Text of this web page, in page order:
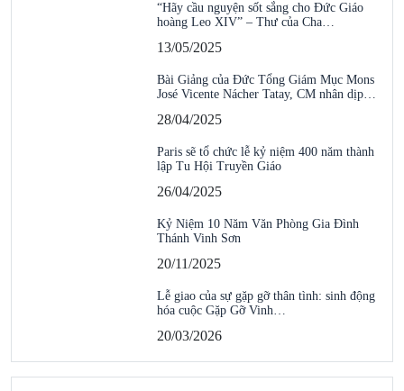
“Hãy cầu nguyện sốt sắng cho Đức Giáo
hoàng Leo XIV” – Thư của Cha…
13/05/2025
Bài Giảng của Đức Tổng Giám Mục Mons
José Vicente Nácher Tatay, CM nhân dịp…
28/04/2025
Paris sẽ tổ chức lễ kỷ niệm 400 năm thành
lập Tu Hội Truyền Giáo
26/04/2025
Kỷ Niệm 10 Năm Văn Phòng Gia Đình
Thánh Vinh Sơn
20/11/2025
Lễ giao của sự gặp gỡ thân tình: sinh động
hóa cuộc Gặp Gỡ Vinh…
20/03/2026